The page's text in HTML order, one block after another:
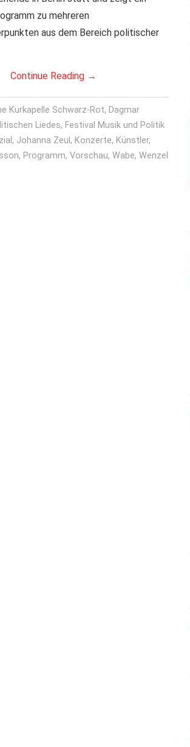
zu mehreren
aus dem Bereich politischer
Continue Reading →
Kurkapelle Schwarz-Rot, Dagmar
Liedes, Festival Musik und Politik
, Johanna Zeul , Konzerte, Künstler,
, Programm, Vorschau, Wabe, Wenzel